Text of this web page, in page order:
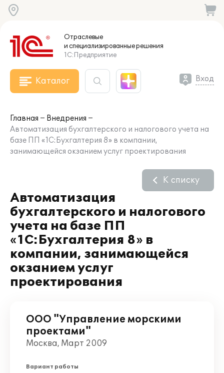
Отраслевые
и специализированныерешения
1С:Предприятие
Каталог Вход
Главная
Внедрения
Автоматизация бухгалтерского и налогового учета на
базе ПП «1С:Бухгалтерия 8» в компании,
занимающейся окзанием услуг проектирования
Автоматизация
бухгалтерского и налогового
учета на базе ПП
«1С:Бухгалтерия 8» в
компании, занимающейся
окзанием услуг
проектирования
К списку
ООО "Управление морскими
проектами"
Москва, Март 2009
Вариант работы